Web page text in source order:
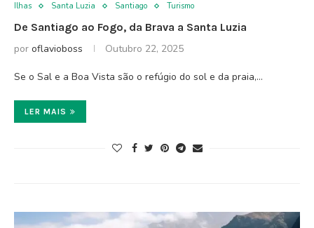
Ilhas
Santa Luzia Santiago Turismo
De Santiago ao Fogo, da Brava a Santa Luzia
por oflavioboss Outubro 22, 2025
Se o Sal e a Boa Vista são o refúgio do sol e da praia,…
LER MAIS